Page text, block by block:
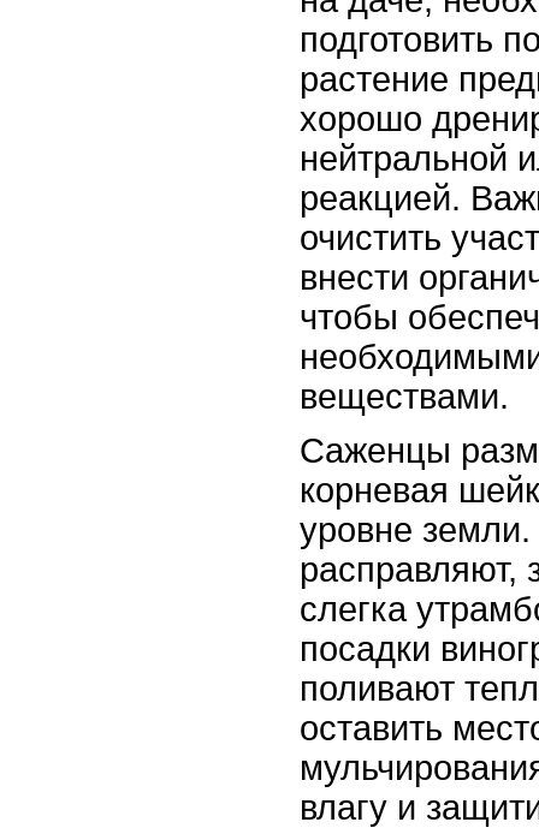
подготовить
растение
хорошо
нейтральной
реакцией.
очистить
внести
чтобы
веществами.
Саженцы
корневая
уровне земли.
расправляют,
слегка
посадки
поливают
оставить
влагу и